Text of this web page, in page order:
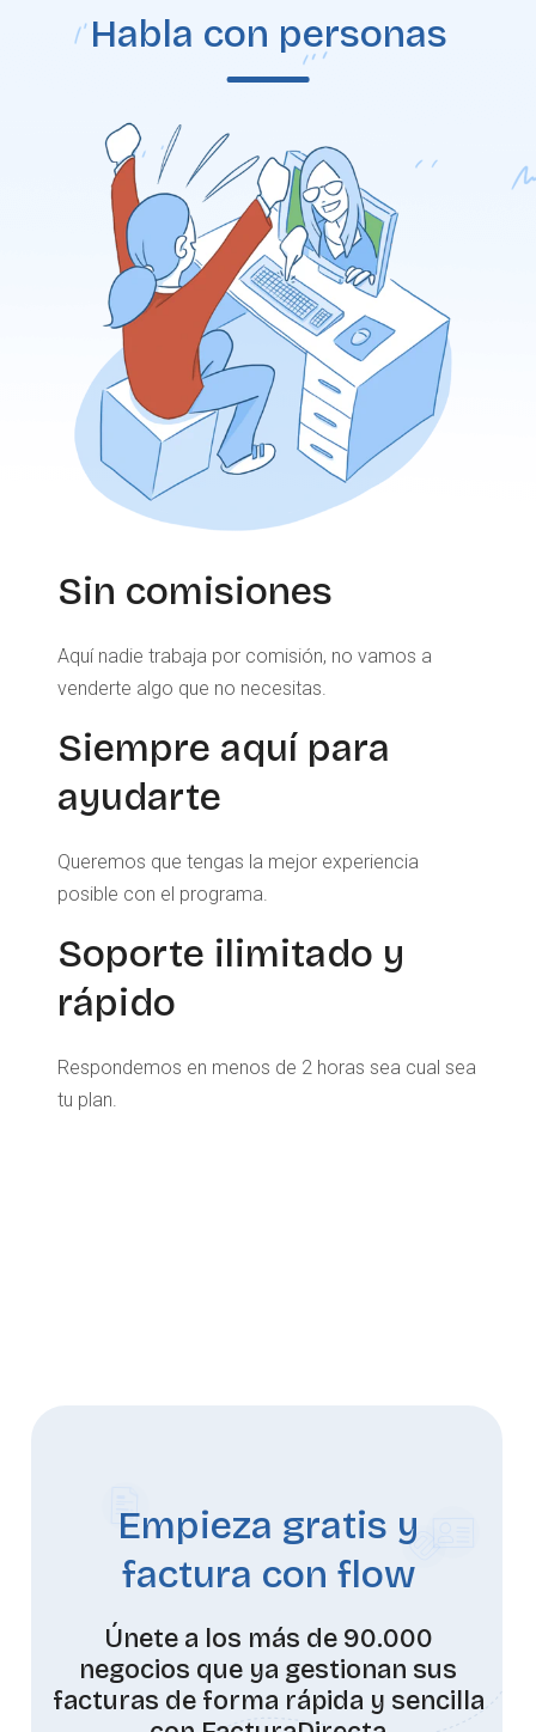
Habla con personas
Sin comisiones
Aquí nadie trabaja por comisión, no vamos a
venderte algo que no necesitas.
Siempre aquí para
ayudarte
Queremos que tengas la mejor experiencia
posible con el programa.
Soporte ilimitado y
rápido
Respondemos en menos de 2 horas sea cual sea
tu plan.
Empieza gratis y
factura con flow
Únete a los más de 90.000
negocios que ya gestionan sus
facturas de forma rápida y sencilla